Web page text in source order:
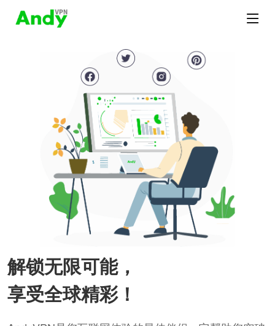
解锁无限可能，
享受全球精彩！